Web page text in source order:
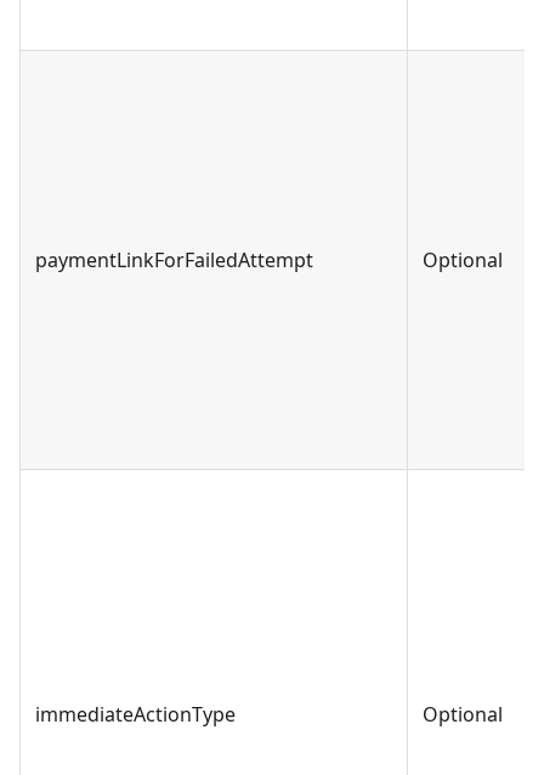
paymentLinkForFailedAttempt Optional
immediateActionType Optional